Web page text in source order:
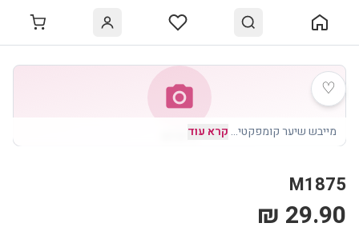
photo_camera
M1875
♡
מייבש שיער קומפקטי… קרא עוד
M1875
29.90 ₪